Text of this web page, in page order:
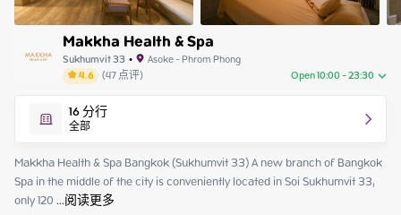
Makkha Health & Spa
Sukhumvit 33 • Asoke - Phrom Phong
4.6 (47点评) Open 10:00 - 23:30
Monday 10:00 - 23:30
Tuesday 10:00 - 23:30
Wednesday 10:00 - 23:30
Thursday 10:00 - 23:30
Friday 10:00 - 23:30
Saturday
16分行
全部
Makkha Health & Spa Bangkok (Sukhumvit 33) A new branch of Bangkok
Spa in the middle of the city is conveniently located in Soi Sukhumvit 33,
only 120 ...阅读更多